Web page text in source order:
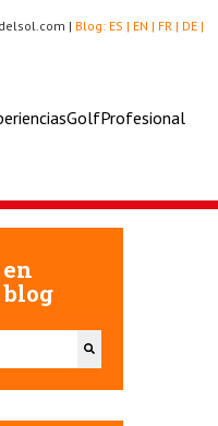
DE |
FR |
EN |
ES |
Blog:
|
GolfProfesional
con una función de